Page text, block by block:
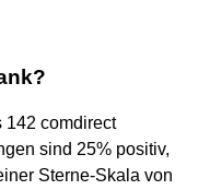
142 comdirect
sind 25% positiv,
Sterne-Skala von